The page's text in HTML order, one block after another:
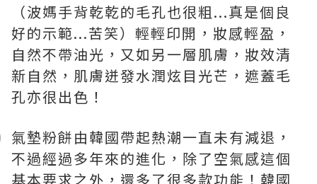
（波媽手背乾乾的毛孔也很粗...真是個良
好的示範...苦笑）輕輕印開，妝感輕盈，
自然不帶油光，又如另一層肌膚，妝效清
新自然，肌膚迸發水潤炫目光芒，遮蓋毛
孔亦很出色！
氣墊粉餅由韓國帶起熱潮一直未有減退，
不過經過多年來的進化，除了空氣感這個
基本要求之外，還多了很多款功能！韓國